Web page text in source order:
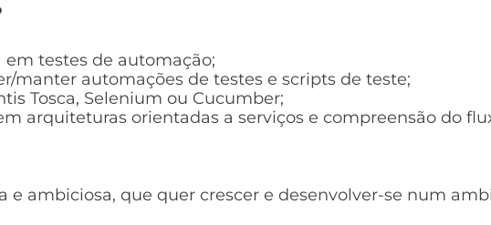
em testes de automação;
manter automações de testes e scripts de teste;
Tosca, Selenium ou Cucumber;
arquiteturas orientadas a serviços e compreensão do
e ambiciosa, que quer crescer e desenvolver-se num